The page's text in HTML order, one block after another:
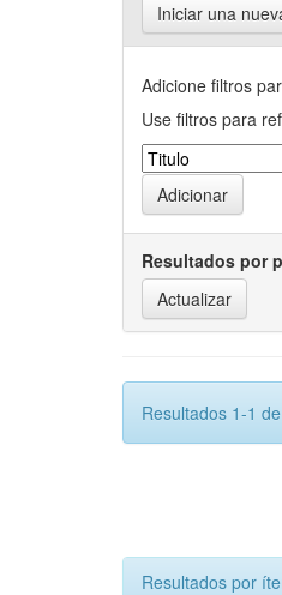
Iniciar una
Adicione filtros
Use filtros para
Resultados por
Resultados 1-1
Resultados por